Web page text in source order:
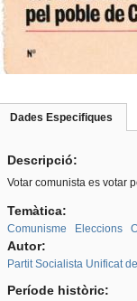
Dades Especifiques
Descripció:
Votar comunista es votar
Temàtica:
Comunisme Eleccions
Autor:
Partit Socialista Unificat
Període històric: